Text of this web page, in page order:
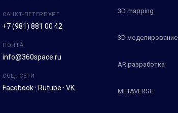
САНКТ-ПЕТЕРБУРГ
+7 (981) 881 00 42
ПОЧТА
info@360space.ru
СОЦ. СЕТИ
Facebook· Rutube · VK
3D mapping
3D моделирование
AR разработка
METAVERSE